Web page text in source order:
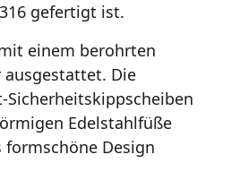
gefertigt ist.
einem berohrten
Die
Sicherheitskippscheiben
Edelstahlfüße
Design